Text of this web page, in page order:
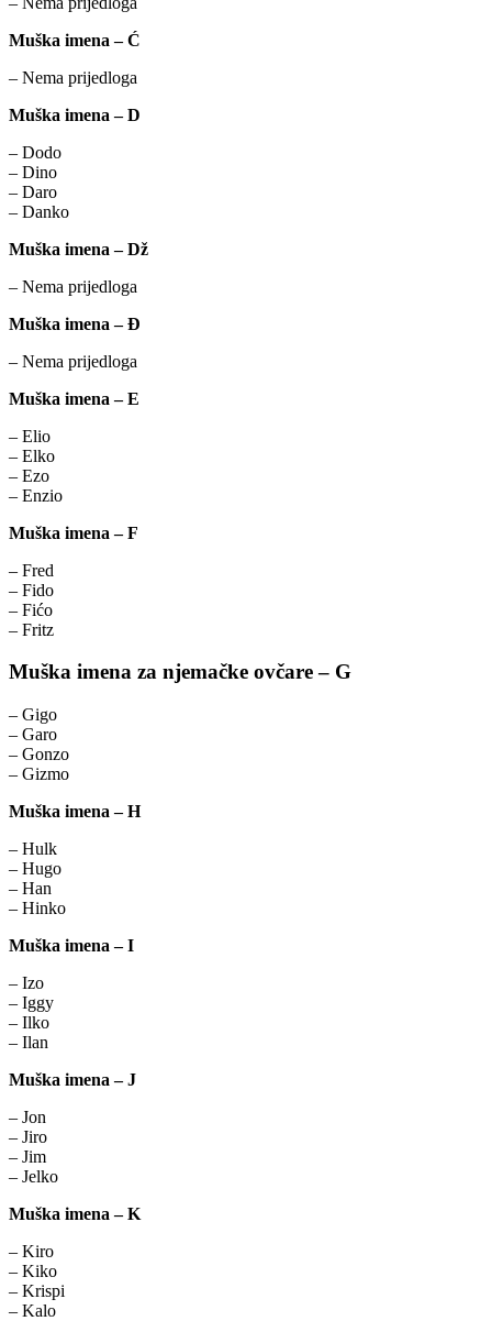
Muška imena – Ć
– Nema prijedloga
Muška imena – D
– Dodo
– Dino
– Daro
– Danko
Muška imena – Dž
– Nema prijedloga
Muška imena – Đ
– Nema prijedloga
Muška imena – E
– Elio
– Elko
– Ezo
– Enzio
Muška imena – F
– Fred
– Fido
– Fićo
– Fritz
Muška imena za njemačke ovčare – G
– Gigo
– Garo
– Gonzo
– Gizmo
Muška imena – H
– Hulk
– Hugo
– Han
– Hinko
Muška imena – I
– Izo
– Iggy
– Ilko
– Ilan
Muška imena – J
– Jon
– Jiro
– Jim
– Jelko
Muška imena – K
– Kiro
– Kiko
– Krispi
– Kalo